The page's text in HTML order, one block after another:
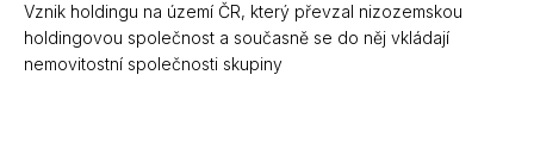
Vznik holdingu na území ČR, který převzal nizozemskou
holdingovou společnost a současně se do něj vkládají
nemovitostní společnosti skupiny